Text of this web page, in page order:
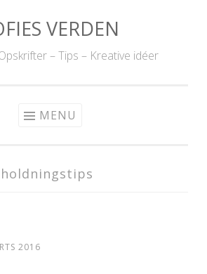
VERDEN
– Tips – Kreative idéer
MENU
2016